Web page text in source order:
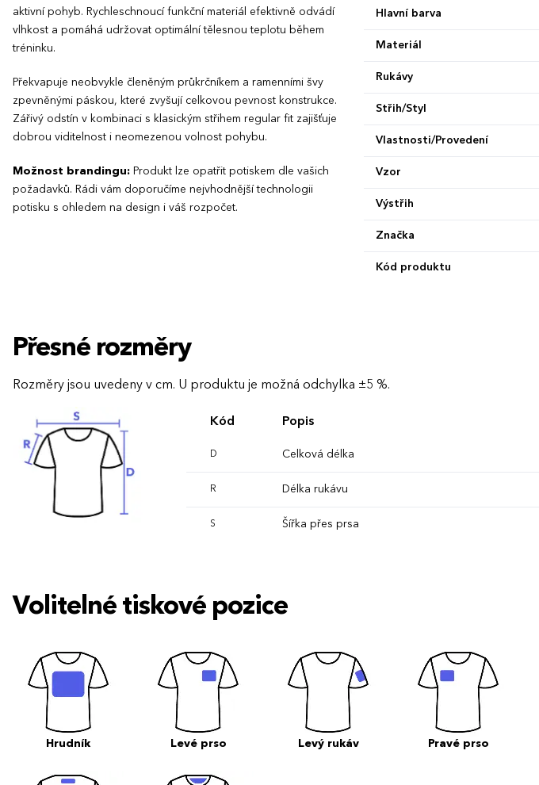
aktivní pohyb. Rychleschnoucí funkční materiál efektivně odvádí
vlhkost a pomáhá udržovat optimální tělesnou teplotu během
tréninku.
Překvapuje neobvykle členěným průkrčníkem a ramenními švy
zpevněnými páskou, které zvyšují celkovou pevnost konstrukce.
Zářivý odstín v kombinaci s klasickým střihem regular fit zajišťuje
dobrou viditelnost i neomezenou volnost pohybu.
Možnost brandingu: Produkt lze opatřit potiskem dle vašich
požadavků. Rádi vám doporučíme nejvhodnější technologii
potisku s ohledem na design i váš rozpočet.
Hlavní barva
Materiál
Rukávy
Střih/Styl
Vlastnosti/Provedení
Vzor
Výstřih
Značka
Kód produktu
Přesné rozměry
Rozměry jsou uvedeny v cm. U produktu je možná odchylka ±5 %.
Kód Popis
D Celková délka
R Délka rukávu
S Šířka přes prsa
Volitelné tiskové pozice
Hrudník Levé prso Levý rukáv Pravé prso